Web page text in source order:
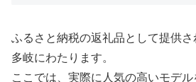
ふるさと納税の返礼品として提供
多岐にわたります。
ここでは、実際に人気の高いモデル